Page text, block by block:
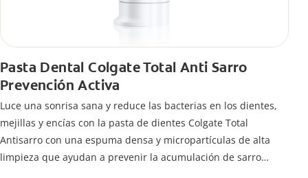
Pasta Dental Colgate Total Anti Sarro
Prevención Activa
Luce una sonrisa sana y reduce las bacterias en los dientes,
mejillas y encías con la pasta de dientes Colgate Total
Antisarro con una espuma densa y micropartículas de alta
limpieza que ayudan a prevenir la acumulación de sarro